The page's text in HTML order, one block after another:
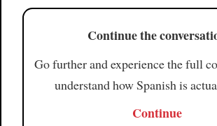
Continue the
Go further and experience the full
understand how Spanish is
Continue